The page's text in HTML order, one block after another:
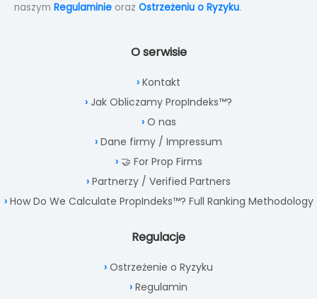
naszym Regulaminie oraz Ostrzeżeniu o Ryzyku.
O serwisie
Kontakt
Jak Obliczamy PropIndeks™?
O nas
Dane firmy / Impressum
🤝 For Prop Firms
Partnerzy / Verified Partners
How Do We Calculate PropIndeks™? Full Ranking Methodology
Regulacje
Ostrzeżenie o Ryzyku
Regulamin